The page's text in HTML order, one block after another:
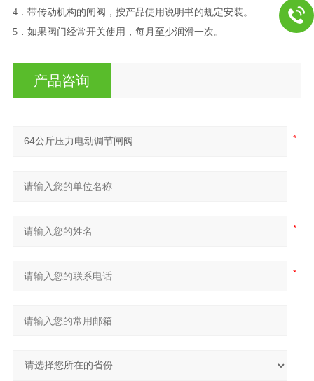
4．带传动机构的闸阀，按产品使用说明书的规定安装。
5．如果阀门经常开关使用，每月至少润滑一次。
产品咨询